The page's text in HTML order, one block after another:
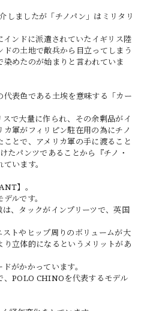
ましたが「チノパン」はミリタリ
インドに派遣されていたイギリス陸
の土地で敵兵から目立ってしまう
めたのが始まりと言われていま
表色である土埃を意味する「カー
で大量に作られ、その余剰品がイ
軍がフィリピン駐在用の為にチノ
とで、アメリカ軍の手に渡ること
たパンツであることから『チノ・
います。
】。
ルです。
、タックがインプリーツで、英国
トやヒップ周りのボリュームが大
立体的になるというメリットがあ
がかかっています。
、POLO CHINOを代表するモデル